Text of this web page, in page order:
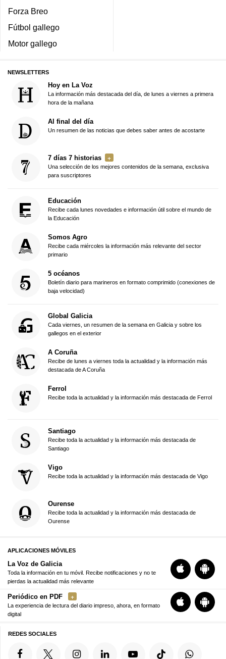
Forza Breo
Fútbol gallego
Motor gallego
NEWSLETTERS
Hoy en La Voz
La información más destacada del día, de lunes a viernes a primera
hora de la mañana
Al final del día
Un resumen de las noticias que debes saber antes de acostarte
7 días 7 historias
Una selección de los mejores contenidos de la semana, exclusiva
para suscriptores
Educación
Recibe cada lunes novedades e información útil sobre el mundo de
la Educación
Somos Agro
Recibe cada miércoles la información más relevante del sector
primario
5 océanos
Boletín diario para marineros en formato comprimido (conexiones de
baja velocidad)
Global Galicia
Cada viernes, un resumen de la semana en Galicia y sobre los
gallegos en el exterior
A Coruña
Recibe de lunes a viernes toda la actualidad y la información más
destacada de A Coruña
Ferrol
Recibe toda la actualidad y la información más destacada de Ferrol
Santiago
Recibe toda la actualidad y la información más destacada de
Santiago
Vigo
Recibe toda la actualidad y la información más destacada de Vigo
Ourense
Recibe toda la actualidad y la información más destacada de
Ourense
APLICACIONES MÓVILES
La Voz de Galicia
Toda la información en tu móvil. Recibe notificaciones y no te
pierdas la actualidad más relevante
Periódico en PDF
La experiencia de lectura del diario impreso, ahora, en formato
digital
REDES SOCIALES